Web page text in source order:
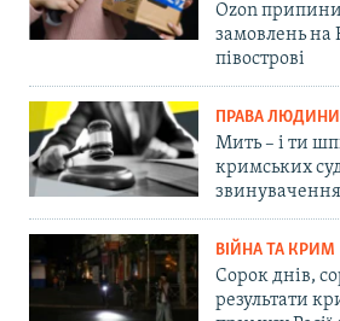
Ozon
замовлень
півострові
ПРАВА ЛЮДИНИ
Мить – і ти
кримських
ВІЙНА ТА КРИМ
Сорок днів,
результати